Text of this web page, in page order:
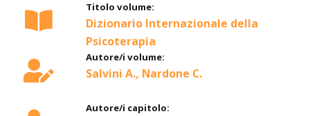
Titolo volume:
Dizionario Internazionale della
Psicoterapia
Autore/i volume:
Salvini A., Nardone C.
Autore/i capitolo: